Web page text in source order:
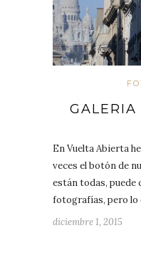
GALERIA
En Vuelta Abierta
veces el botón de
están todas, puede
fotografías, pero lo
diciembre 1, 2015